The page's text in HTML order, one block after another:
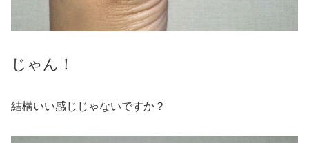
じゃん！
結構いい感じじゃないですか？